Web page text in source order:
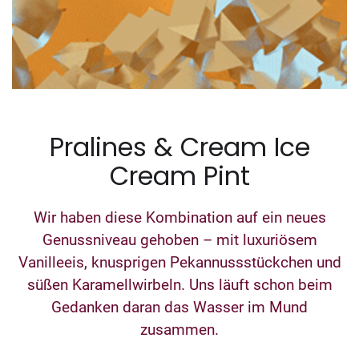
Pralines & Cream Ice
Cream Pint
Wir haben diese Kombination auf ein neues
Genussniveau gehoben – mit luxuriösem
Vanilleeis, knusprigen Pekannussstückchen und
süßen Karamellwirbeln. Uns läuft schon beim
Gedanken daran das Wasser im Mund
zusammen.